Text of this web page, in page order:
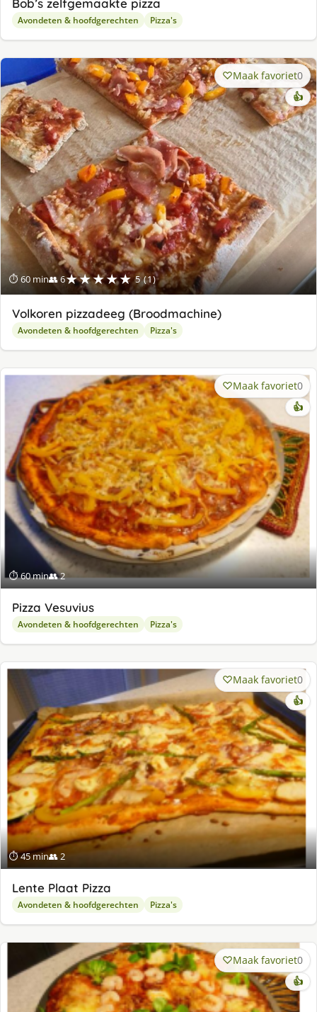
Bob’s zelfgemaakte pizza
Avondeten & hoofdgerechten Pizza's
⏱ 60 min👥 6★★★★★ 5 (1)
Maak favoriet0
👍
Volkoren pizzadeeg (Broodmachine)
Avondeten & hoofdgerechten Pizza's
⏱ 60 min👥 2
Maak favoriet0
👍
Pizza Vesuvius
Avondeten & hoofdgerechten Pizza's
⏱ 45 min👥 2
Maak favoriet0
👍
Lente Plaat Pizza
Avondeten & hoofdgerechten Pizza's
Maak favoriet0
👍